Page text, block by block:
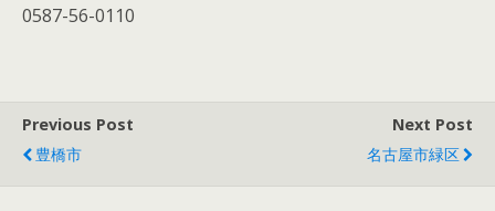
0587-56-0110
Previous Post
豊橋市
Next Post
名古屋市緑区